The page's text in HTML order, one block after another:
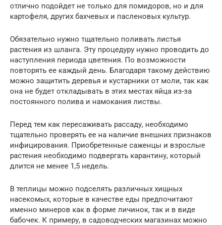
отлично подойдет не только для помидоров, но и для
картофеля, других бахчевых и пасленовых культур.
Обязательно нужно тщательно поливать листья
растения из шланга. Эту процедуру нужно проводить до
наступления периода цветения. По возможности
повторять ее каждый день. Благодаря такому действию
можно защитить деревья и кустарники от моли, так как
она не будет откладывать в этих местах яйца из-за
постоянного полива и намокания листвы.
Перед тем как пересаживать рассаду, необходимо
тщательно проверять ее на наличие внешних признаков
инфицирования. Приобретенные саженцы и взрослые
растения необходимо подвергать карантину, который
длится не менее 1,5 недель.
В теплицы можно подселять различных хищных
насекомых, которые в качестве еды предпочитают
именно минеров как в форме личинок, так и в виде
бабочек. К примеру, в садоводческих магазинах можно